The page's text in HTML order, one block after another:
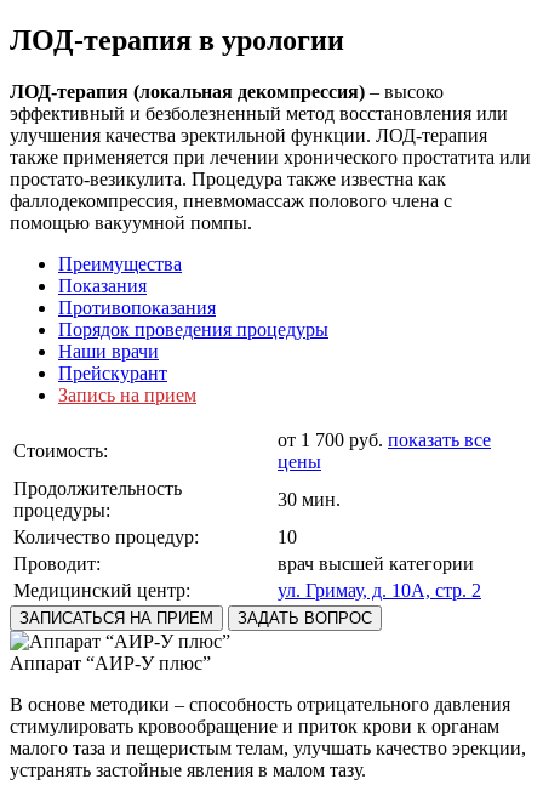
ЛОД-терапия в урологии
ЛОД-терапия (локальная декомпрессия) – высоко
эффективный и безболезненный метод восстановления или
улучшения качества эректильной функции. ЛОД-терапия
также применяется при лечении хронического простатита или
простато-везикулита. Процедура также известна как
фаллодекомпрессия, пневмомассаж полового члена с
помощью вакуумной помпы.
Преимущества
Показания
Противопоказания
Порядок проведения процедуры
Наши врачи
Прейскурант
Запись на прием
Стоимость:
от 1 700 руб. показать все
цены
Продолжительность
процедуры:
30 мин.
Количество процедур:
10
Проводит:
врач высшей категории
Медицинский центр:
ул. Гримау, д. 10А, стр. 2
ЗАПИСАТЬСЯ НА ПРИЕМ ЗАДАТЬ ВОПРОС
Аппарат “АИР-У плюс”
В основе методики – способность отрицательного давления
стимулировать кровообращение и приток крови к органам
малого таза и пещеристым телам, улучшать качество эрекции,
устранять застойные явления в малом тазу.